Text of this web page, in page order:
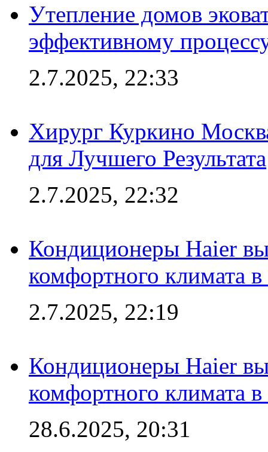
Утепление домов
эффективному
2.7.2025, 22:33
Хирург Куркино
для Лучшего Результата
2.7.2025, 22:32
Кондиционеры Haier
комфортного климата
2.7.2025, 22:19
Кондиционеры Haier
комфортного климата
28.6.2025, 20:31